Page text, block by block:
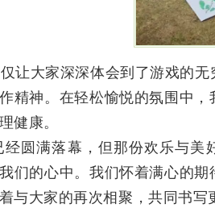
大家深深体会到了游戏的无
精神。在轻松愉悦的氛围中
健康。
满落幕，但那份欢乐与美
们的心中。我们怀着满心的
与大家的再次相聚，共同书写